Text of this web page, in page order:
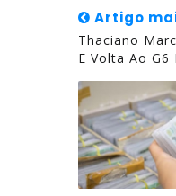
Artigo
Thaciano
E Volta Ao